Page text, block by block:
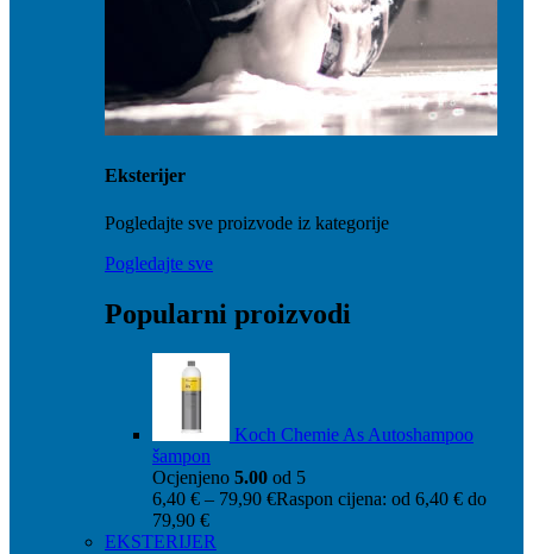
Eksterijer
Pogledajte sve proizvode iz kategorije
Pogledajte sve
Popularni proizvodi
Koch Chemie As Autoshampoo
šampon
Ocjenjeno 5.00 od 5
6,40 € – 79,90 €Raspon cijena: od 6,40 € do
79,90 €
EKSTERIJER